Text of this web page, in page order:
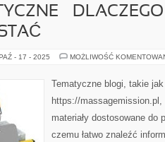
–
- 17 - 2025 MOŻLIWOŚĆ
Tematyczne blogi, takie jak
https://massagemission.pl,
materiały dostosowane do
czemu łatwo znaleźć